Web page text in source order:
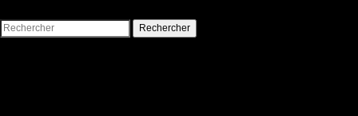
Rechercher